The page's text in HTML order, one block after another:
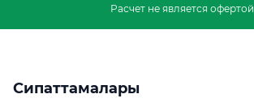
Расчет не является офертой
Сипаттамалары